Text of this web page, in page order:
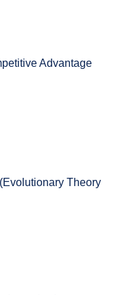
Advantage
Theory